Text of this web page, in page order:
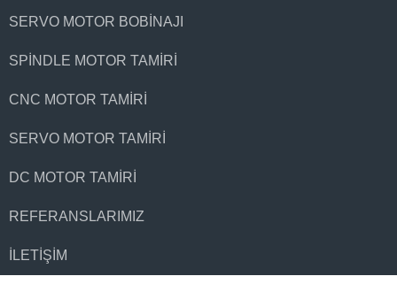
SERVO MOTOR BOBINAJI
SPINDLE MOTOR TAMIRI
CNC MOTOR TAMIRI
SERVO MOTOR TAMIRI
DC MOTOR TAMIRI
REFERANSLARIMIZ
İLETIŞIM